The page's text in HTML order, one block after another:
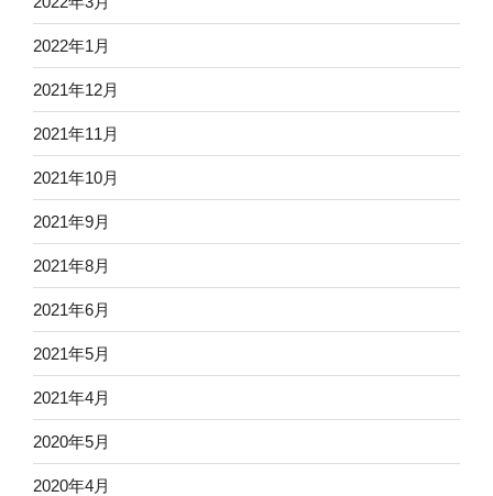
2022年1月
2021年12月
2021年11月
2021年10月
2021年9月
2021年8月
2021年6月
2021年5月
2021年4月
2020年5月
2020年4月